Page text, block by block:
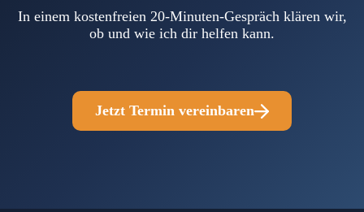
In einem kostenfreien 20-Minuten-Gespräch klären wir,
ob und wie ich dir helfen kann.
Jetzt Termin vereinbaren